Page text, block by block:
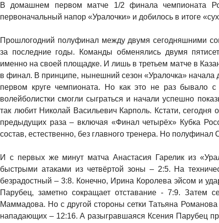
В домашнем первом матче 1/2 финала чемпионата
первоначальный напор «Уралочки» и добилось в итоге
Прошлогодний полуфинал между двумя сегодняшними
за последние годы. Команды обменялись двумя
именно на своей площадке. И лишь в третьем матче в
в финал. В принципе, нынешний сезон «Уралочка» начала
первом круге чемпионата. Но как это не раз бывало с
волейболистки смогли сыграться и начали успешно
так любит Николай Васильевич Карполь. Кстати, сегодня
предыдущих раза – включая «Финал четырёх» Кубка
состав, естественно, без главного тренера. Но полуфинал
И с первых же минут матча Анастасия Гарелик из
быстрыми атаками из четвёртой зоны – 2:5. На
безрадостный – 3:8. Конечно, Ирина Королева эйсом и
Парубец, заметно сокращает отставание - 7:9. Затем
Маммадова. Но с другой стороны сетки Татьяна Романова
нападающих – 12:16. А разыгравшаяся Ксения Парубец